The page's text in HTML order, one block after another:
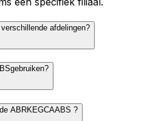
afdelingen?
ABRKEGCAABS ?